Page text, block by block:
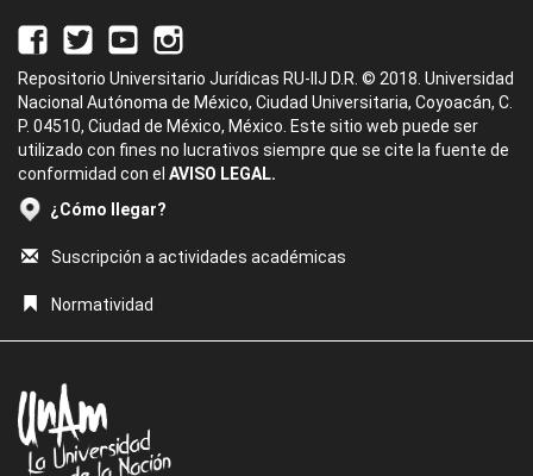
Repositorio Universitario Jurídicas RU-IIJ D.R. © 2018. Universidad
Nacional Autónoma de México, Ciudad Universitaria, Coyoacán, C.
P. 04510, Ciudad de México, México. Este sitio web puede ser
utilizado con fines no lucrativos siempre que se cite la fuente de
conformidad con el AVISO LEGAL.
¿Cómo llegar?
Suscripción a actividades académicas
Normatividad